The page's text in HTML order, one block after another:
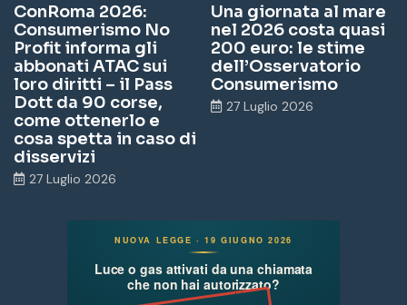
ConRoma 2026:
Consumerismo No
Profit informa gli
abbonati ATAC sui
loro diritti – il Pass
Dott da 90 corse,
come ottenerlo e
cosa spetta in caso di
disservizi
27 Luglio 2026
Una giornata al mare
nel 2026 costa quasi
200 euro: le stime
dell’Osservatorio
Consumerismo
27 Luglio 2026